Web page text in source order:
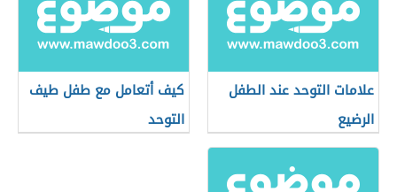
علامات التوحد عند الطفل
الرضيع
كيف أتعامل مع طفل طيف
التوحد